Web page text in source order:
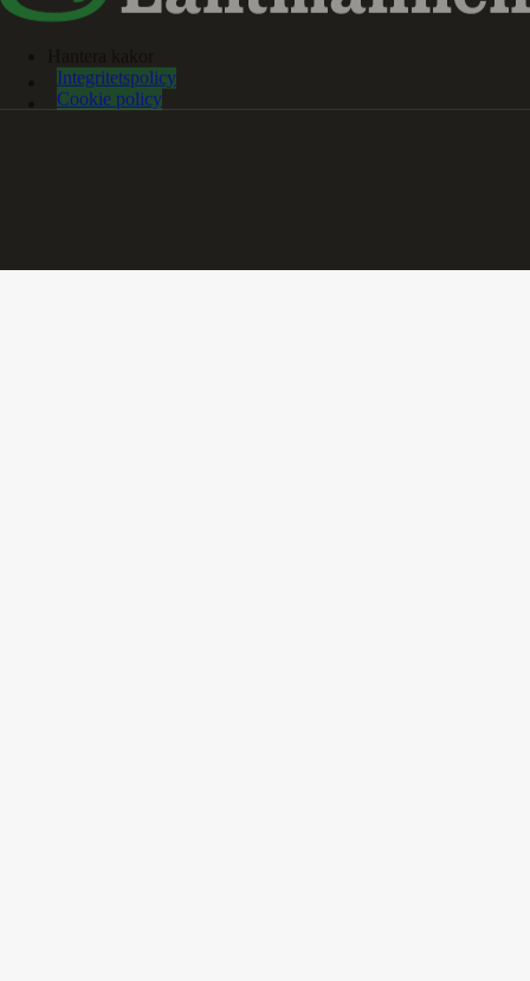
Integritetspolicy
Cookie policy